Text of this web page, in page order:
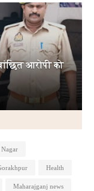
आरोपी को
Health
Maharajganj news